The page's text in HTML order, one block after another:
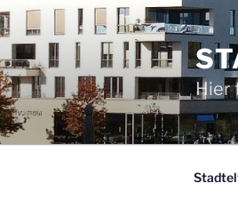
Zum
Inhalt
springen
Hier